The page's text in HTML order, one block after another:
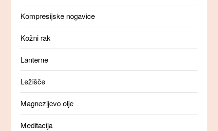
Kompresijske nogavice
Kožni rak
Lanterne
Ležišče
Magnezijevo olje
Meditacija